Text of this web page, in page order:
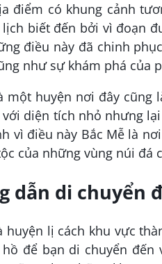
điểm có khung cảnh
lịch biết đến bởi vì đoạn
điều này đã chinh
như sự khám phá của
một huyện nơi đây cũng
với diện tích nhỏ nhưng
vì điều này Bắc Mễ là
của những vùng núi đá
dẫn di chuyển
huyện lị cách khu vực
để bạn di chuyển